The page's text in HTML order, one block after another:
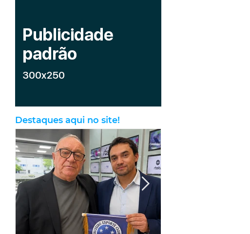
Destaques aqui no site!